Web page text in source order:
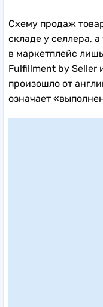
Схему продаж
складе у селлера,
в маркетплейс
Fulfillment by Seller
произошло от
означает